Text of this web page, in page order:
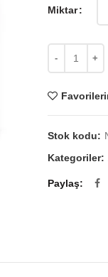
Miktar
Stok kodu:
Kategoriler:
Paylaş